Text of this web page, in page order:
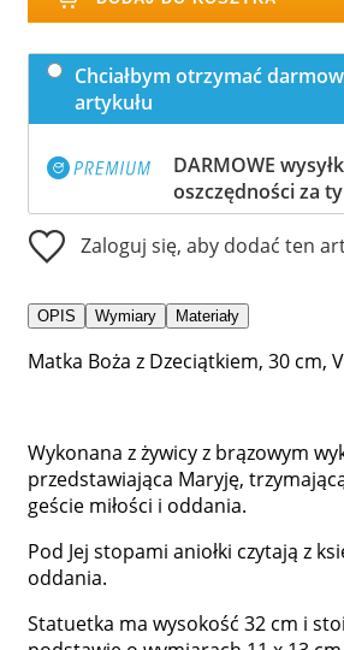
Chciałbym otrzymać
artykułu
DARMOWE
oszczędności za
Zaloguj się, aby dodać ten
OPIS Wymiary Materiały
Matka Boża z Dzeciątkiem, 30 cm,
Wykonana z żywicy z brązowym
przedstawiająca Maryję,
geście miłości i oddania.
Pod Jej stopami aniołki czytają z
oddania.
Statuetka ma wysokość 32 cm i